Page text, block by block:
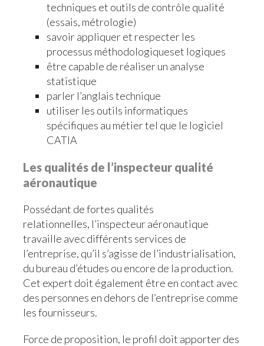
techniques et outils de contrôle qualité
(essais, métrologie)
savoir appliquer et respecter les
processus méthodologiqueset logiques
être capable de réaliser un analyse
statistique
parler l’anglais technique
utiliser les outils informatiques
spécifiques au métier tel que le logiciel
CATIA
Les qualités de l’inspecteur qualité
aéronautique
Possédant de fortes qualités
relationnelles, l’inspecteur aéronautique
travaille avec différents services de
l’entreprise, qu’il s’agisse de l’industrialisation,
du bureau d’études ou encore de la production.
Cet expert doit également être en contact avec
des personnes en dehors de l’entreprise comme
les fournisseurs.
Force de proposition, le profil doit apporter des